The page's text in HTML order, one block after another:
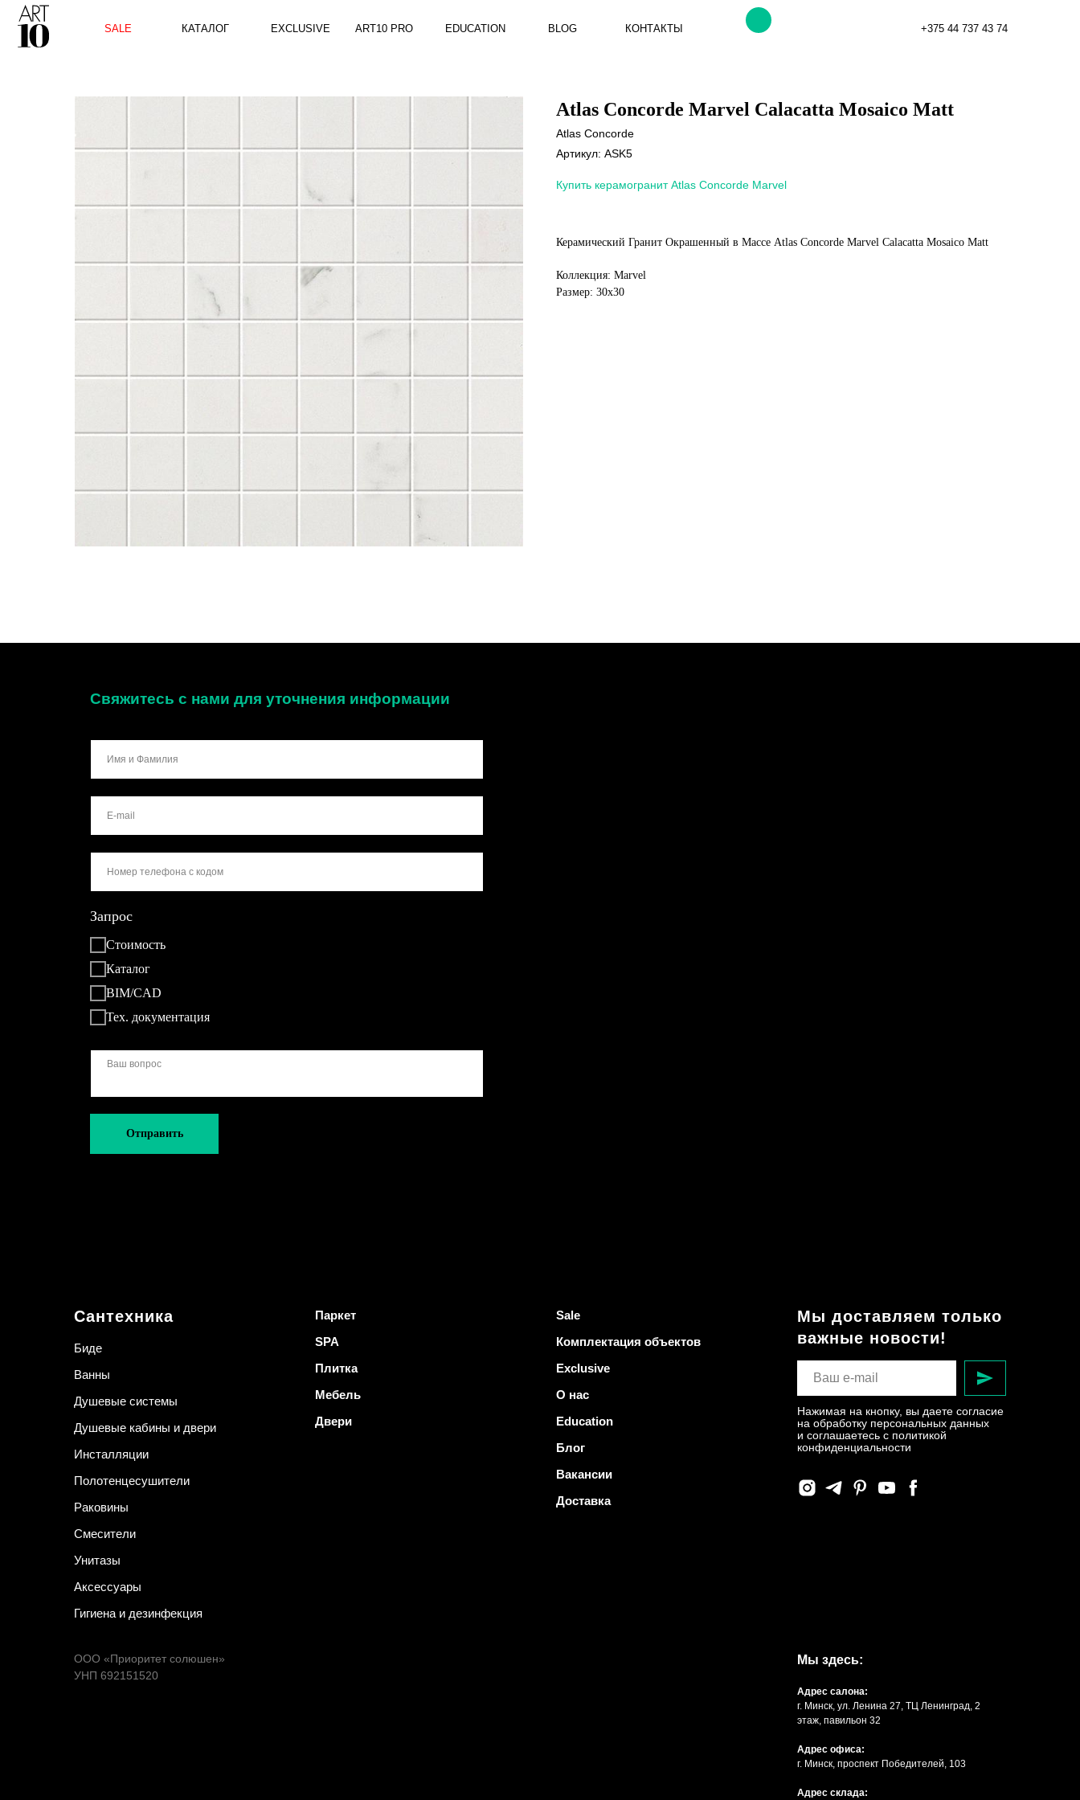
SALE EXCLUSIVE ART10 PRO EDUCATION
КАТАЛОГ BLOG КОНТАКТЫ
Atlas Concorde Marvel Calacatta Mosaico Matt
Atlas Concorde
Артикул: ASK5
Купить керамогранит Atlas Concorde Marvel
Керамический Гранит Окрашенный в Массе Atlas Concorde Marvel Calacatta Mosaico Matt
Коллекция: Marvel
Размер: 30x30
Запрос
Стоимость
Каталог
BIM/CAD
Тех. документация
Отправить
Свяжитесь с нами для уточнения информации
Сантехника
Биде
Ванны
Душевые системы
Душевые кабины и двери
Инсталляции
Полотенцесушители
Раковины
Смесители
Унитазы
Аксессуары
Гигиена и дезинфекция
Паркет
SPA
Плитка
Мебель
Двери
Sale
Комплектация объектов
Exclusive
О нас
Education
Блог
Вакансии
Доставка
Мы доставляем только
важные новости!
Нажимая на кнопку, вы даете согласие
на обработку персональных данных
и соглашаетесь c политикой
конфиденциальности
ООО «Приоритет солюшен»
УНП 692151520
Мы здесь:
Адрес салона:
г. Минск, ул. Ленина 27, ТЦ Ленинград, 2
этаж, павильон 32
Адрес офиса:
г. Минск, проспект Победителей, 103
Адрес склада: